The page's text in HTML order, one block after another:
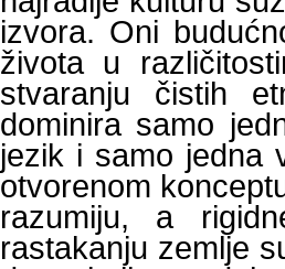
izvora. Oni
života u
stvaranju čistih
dominira samo
jezik i samo jedna
otvorenom
razumiju, a
rastakanju zemlje